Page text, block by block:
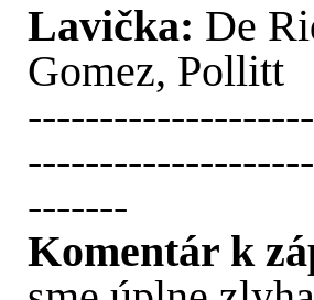
Lavička: De
Gomez, Pollitt
-------
Komentár k